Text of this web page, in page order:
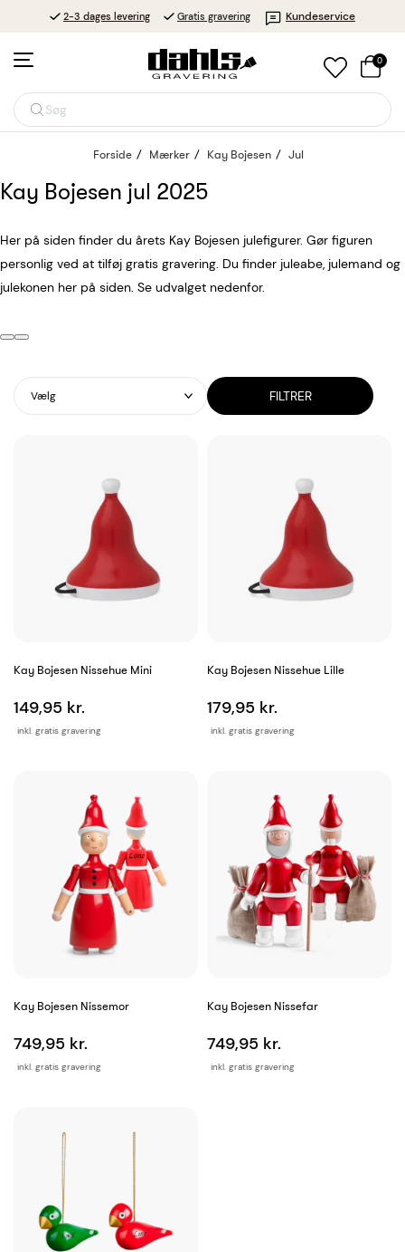
2-3 dages levering Gratis gravering Kundeservice
Søg
0
Forside Mærker Kay Bojesen Jul
Kay Bojesen jul 2025
Her på siden finder du årets Kay Bojesen julefigurer. Gør figuren
personlig ved at tilføj gratis gravering. Du finder juleabe, julemand og
julekonen her på siden. Se udvalget nedenfor.
Vælg FILTRER
Kay Bojesen Nissehue Mini
inkl. gratis gravering
149,95 kr.
Kay Bojesen Nissehue Lille
inkl. gratis gravering
179,95 kr.
Kay Bojesen Nissemor
inkl. gratis gravering
749,95 kr.
Kay Bojesen Nissefar
inkl. gratis gravering
749,95 kr.